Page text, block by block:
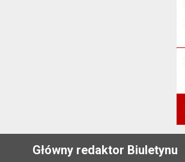
Główny redaktor Biuletynu